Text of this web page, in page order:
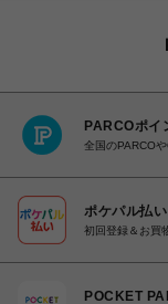
PARCOポイ
全国のPARCO
ポケパル払い
初回登録＆お買
POCKET